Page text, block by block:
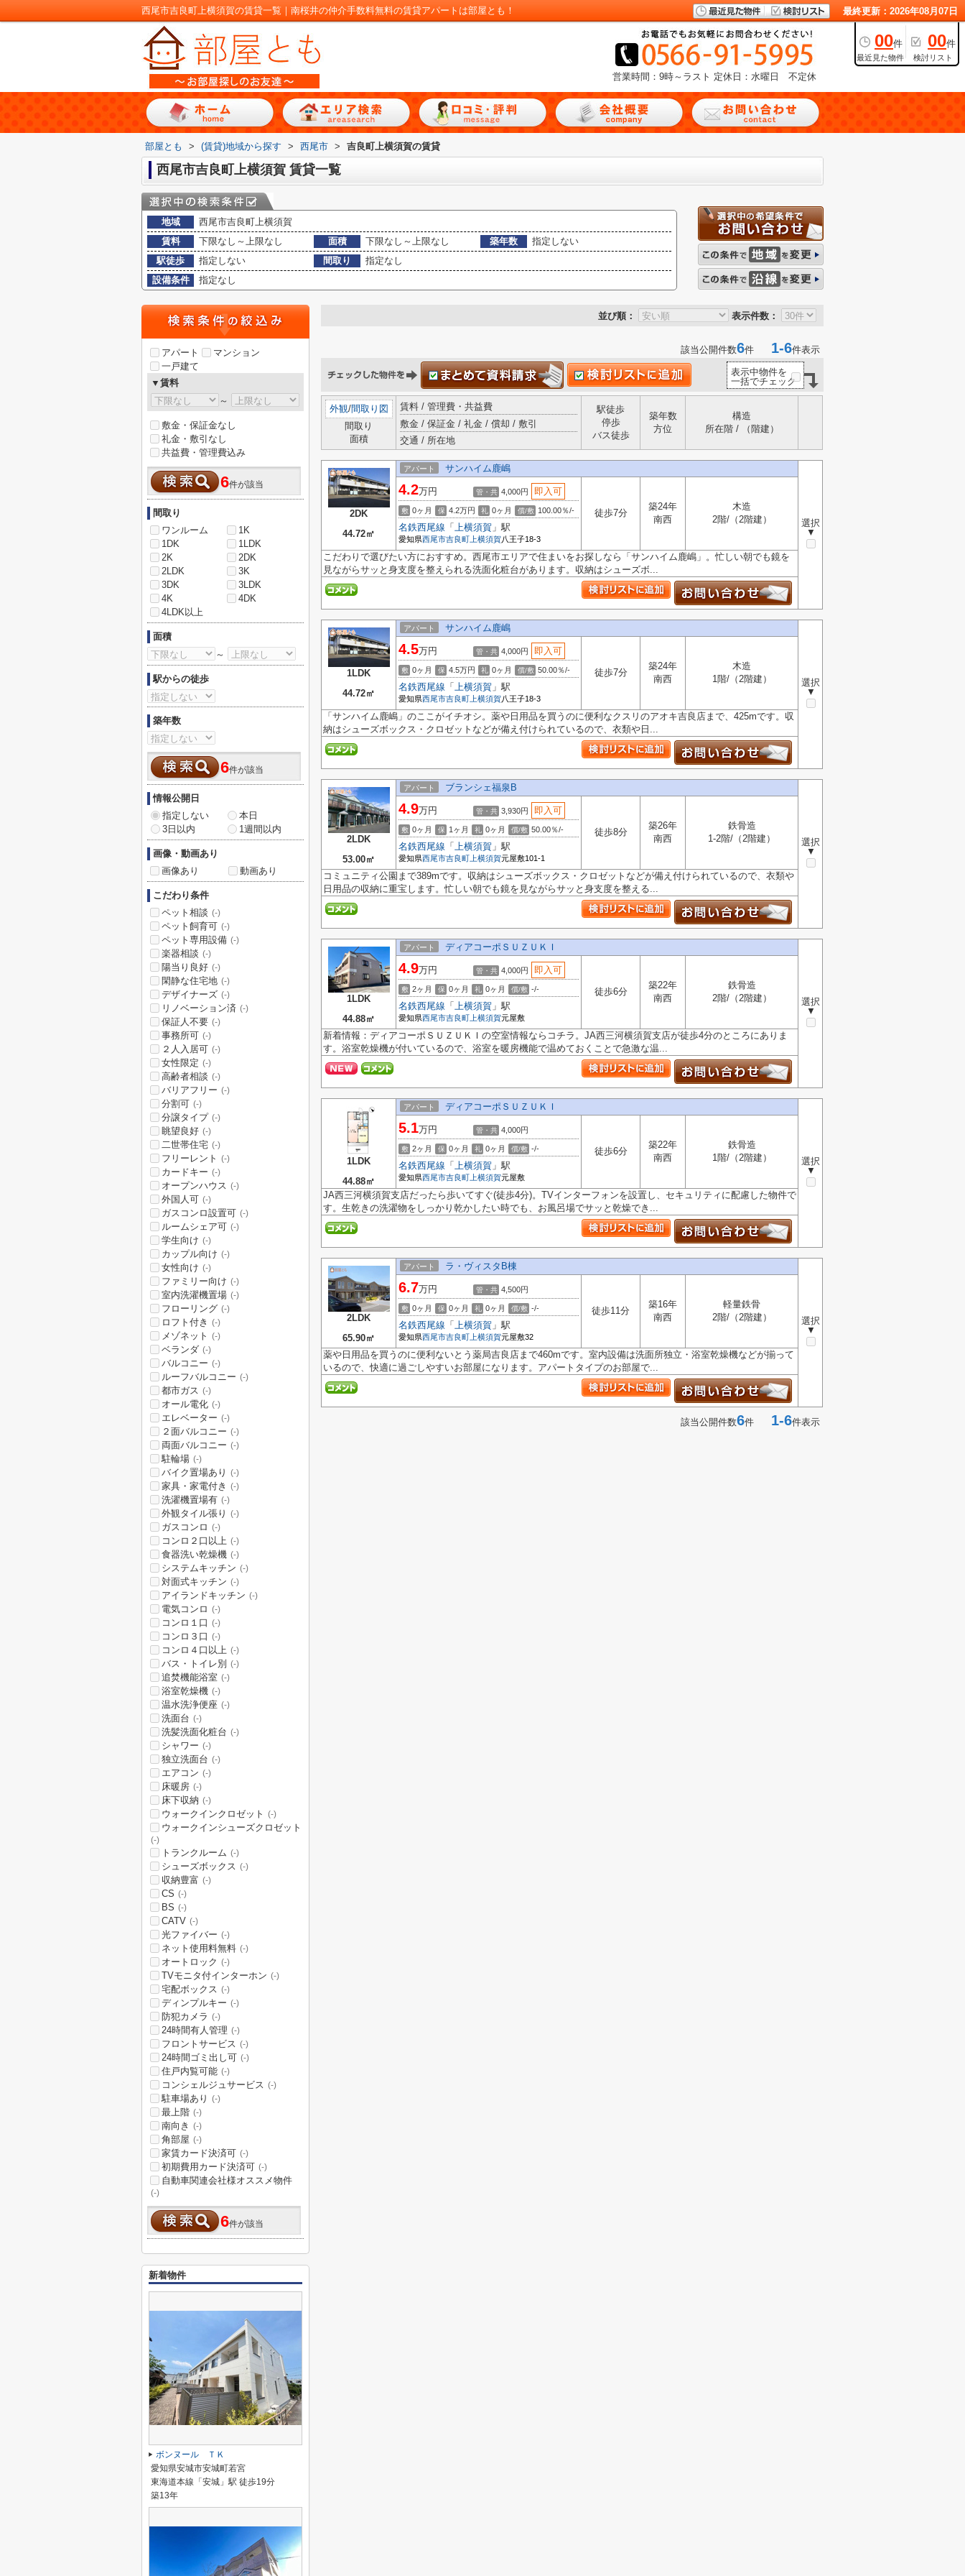
西尾市吉良町上横須賀の賃貸一覧｜南桜井の仲介手数料無料の賃貸アパートは部屋とも！ 最終更新：2026年08月07日
00件
最近見た物件
00件
検討リスト
営業時間：9時～ラスト 定休日：水曜日 不定休
部屋とも > (賃貸)地域から探す > 西尾市 > 吉良町上横須賀の賃貸
西尾市吉良町上横須賀 賃貸一覧
地域
西尾市吉良町上横須賀
賃料
下限なし～上限なし 面積 下限なし～上限なし 築年数
指定しない
駅徒歩
指定しない 間取り
指定なし
設備条件
指定なし
並び順： 表示件数：
該当公開件数6件 1-6件表示
表示中物件を
一括でチェック
外観/間取り図
間取り
面積
賃料 / 管理費・共益費
敷金 / 保証金 / 礼金 / 償却 / 敷引
交通 / 所在地
駅徒歩
停歩
バス徒歩
築年数
方位
構造
所在階 / （階建）
2DK
44.72㎡
アパート サンハイム鹿嶋
選択
▼
4.2万円 管・共 4,000円 即入可
敷 0ヶ月 保 4.2万円 礼 0ヶ月 償/敷 100.00％/-
名鉄西尾線 「 上横須賀 」駅
愛知県西尾市吉良町上横須賀八王子18-3
徒歩7分
築24年
南西
木造
2階/（2階建）
こだわりで選びたい方におすすめ。西尾市エリアで住まいをお探しなら「サンハイム鹿嶋」。忙しい朝でも鏡を
見ながらサッと身支度を整えられる洗面化粧台があります。収納はシューズボ...
1LDK
44.72㎡
アパート サンハイム鹿嶋
選択
▼
4.5万円 管・共 4,000円 即入可
敷 0ヶ月 保 4.5万円 礼 0ヶ月 償/敷 50.00％/-
名鉄西尾線 「 上横須賀 」駅
愛知県西尾市吉良町上横須賀八王子18-3
徒歩7分
築24年
南西
木造
1階/（2階建）
「サンハイム鹿嶋」のここがイチオシ。薬や日用品を買うのに便利なクスリのアオキ吉良店まで、425mです。収
納はシューズボックス・クロゼットなどが備え付けられているので、衣類や日...
2LDK
53.00㎡
アパート ブランシェ福泉B
選択
▼
4.9万円 管・共 3,930円 即入可
敷 0ヶ月 保 1ヶ月 礼 0ヶ月 償/敷 50.00％/-
名鉄西尾線 「 上横須賀 」駅
愛知県西尾市吉良町上横須賀元屋敷101-1
徒歩8分
築26年
南西
鉄骨造
1-2階/（2階建）
コミュニティ公園まで389mです。収納はシューズボックス・クロゼットなどが備え付けられているので、衣類や
日用品の収納に重宝します。忙しい朝でも鏡を見ながらサッと身支度を整える...
1LDK
44.88㎡
アパート ディアコーポＳＵＺＵＫＩ
選択
▼
4.9万円 管・共 4,000円 即入可
敷 2ヶ月 保 0ヶ月 礼 0ヶ月 償/敷 -/-
名鉄西尾線 「 上横須賀 」駅
愛知県西尾市吉良町上横須賀元屋敷
徒歩6分
築22年
南西
鉄骨造
2階/（2階建）
新着情報：ディアコーポＳＵＺＵＫＩの空室情報ならコチラ。JA西三河横須賀支店が徒歩4分のところにありま
す。浴室乾燥機が付いているので、浴室を暖房機能で温めておくことで急激な温...
1LDK
44.88㎡
アパート ディアコーポＳＵＺＵＫＩ
選択
▼
5.1万円 管・共 4,000円
敷 2ヶ月 保 0ヶ月 礼 0ヶ月 償/敷 -/-
名鉄西尾線 「 上横須賀 」駅
愛知県西尾市吉良町上横須賀元屋敷
徒歩6分
築22年
南西
鉄骨造
1階/（2階建）
JA西三河横須賀支店だったら歩いてすぐ(徒歩4分)。TVインターフォンを設置し、セキュリティに配慮した物件で
す。生乾きの洗濯物をしっかり乾かしたい時でも、お風呂場でサッと乾燥でき...
2LDK
65.90㎡
アパート ラ・ヴィスタB棟
選択
▼
6.7万円 管・共 4,500円
敷 0ヶ月 保 0ヶ月 礼 0ヶ月 償/敷 -/-
名鉄西尾線 「 上横須賀 」駅
愛知県西尾市吉良町上横須賀元屋敷32
徒歩11分
築16年
南西
軽量鉄骨
2階/（2階建）
薬や日用品を買うのに便利ないとう薬局吉良店まで460mです。室内設備は洗面所独立・浴室乾燥機などが揃って
いるので、快適に過ごしやすいお部屋になります。アパートタイプのお部屋で...
該当公開件数6件 1-6件表示
アパート
マンション
一戸建て
▼賃料
～
敷金・保証金なし
礼金・敷引なし
共益費・管理費込み
6件が該当
間取り
ワンルーム
1K
1DK
1LDK
2K
2DK
2LDK
3K
3DK
3LDK
4K
4DK
4LDK以上
面積
～
駅からの徒歩
築年数
6件が該当
情報公開日
指定しない
本日
3日以内
1週間以内
画像・動画あり
画像あり
動画あり
こだわり条件
ペット相談 (-)
ペット飼育可 (-)
ペット専用設備 (-)
楽器相談 (-)
陽当り良好 (-)
閑静な住宅地 (-)
デザイナーズ (-)
リノベーション済 (-)
保証人不要 (-)
事務所可 (-)
２人入居可 (-)
女性限定 (-)
高齢者相談 (-)
バリアフリー (-)
分割可 (-)
分譲タイプ (-)
眺望良好 (-)
二世帯住宅 (-)
フリーレント (-)
カードキー (-)
オープンハウス (-)
外国人可 (-)
ガスコンロ設置可 (-)
ルームシェア可 (-)
学生向け (-)
カップル向け (-)
女性向け (-)
ファミリー向け (-)
室内洗濯機置場 (-)
フローリング (-)
ロフト付き (-)
メゾネット (-)
ベランダ (-)
バルコニー (-)
ルーフバルコニー (-)
都市ガス (-)
オール電化 (-)
エレベーター (-)
２面バルコニー (-)
両面バルコニー (-)
駐輪場 (-)
バイク置場あり (-)
家具・家電付き (-)
洗濯機置場有 (-)
外観タイル張り (-)
ガスコンロ (-)
コンロ２口以上 (-)
食器洗い乾燥機 (-)
システムキッチン (-)
対面式キッチン (-)
アイランドキッチン (-)
電気コンロ (-)
コンロ１口 (-)
コンロ３口 (-)
コンロ４口以上 (-)
バス・トイレ別 (-)
追焚機能浴室 (-)
浴室乾燥機 (-)
温水洗浄便座 (-)
洗面台 (-)
洗髪洗面化粧台 (-)
シャワー (-)
独立洗面台 (-)
エアコン (-)
床暖房 (-)
床下収納 (-)
ウォークインクロゼット (-)
ウォークインシューズクロゼット
(-)
トランクルーム (-)
シューズボックス (-)
収納豊富 (-)
CS (-)
BS (-)
CATV (-)
光ファイバー (-)
ネット使用料無料 (-)
オートロック (-)
TVモニタ付インターホン (-)
宅配ボックス (-)
ディンプルキー (-)
防犯カメラ (-)
24時間有人管理 (-)
フロントサービス (-)
24時間ゴミ出し可 (-)
住戸内覧可能 (-)
コンシェルジュサービス (-)
駐車場あり (-)
最上階 (-)
南向き (-)
角部屋 (-)
家賃カード決済可 (-)
初期費用カード決済可 (-)
自動車関連会社様オススメ物件
(-)
6件が該当
新着物件
ボンヌール ＴＫ
愛知県安城市安城町若宮
東海道本線「安城」駅 徒歩19分
築13年